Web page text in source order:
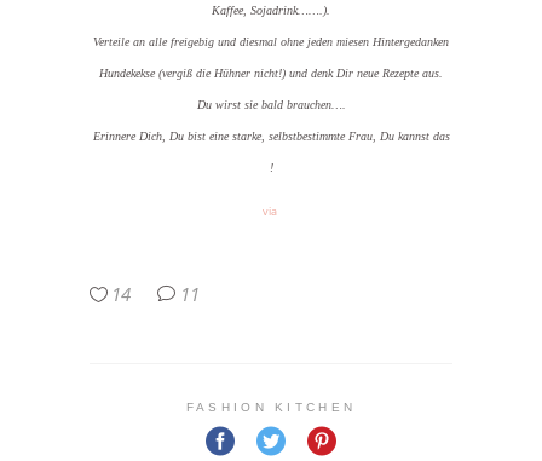
Kaffee, Sojadrink…….).
Verteile an alle freigebig und diesmal ohne jeden miesen Hintergedanken
Hundekekse (vergiß die Hühner nicht!) und denk Dir neue Rezepte aus.
Du wirst sie bald brauchen….
Erinnere Dich, Du bist eine starke, selbstbestimmte Frau, Du kannst das
!
via
14 11
FASHION KITCHEN